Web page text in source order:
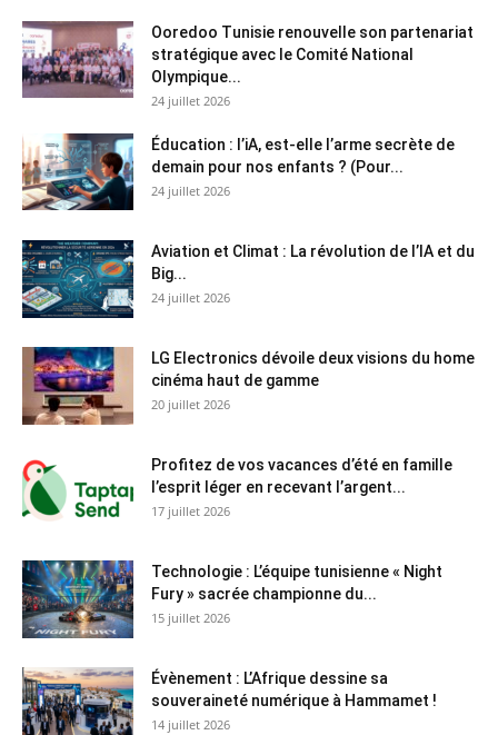
Ooredoo Tunisie renouvelle son partenariat
stratégique avec le Comité National
Olympique...
24 juillet 2026
Éducation : l’iA, est-elle l’arme secrète de
demain pour nos enfants ? (Pour...
24 juillet 2026
Aviation et Climat : La révolution de l’IA et du
Big...
24 juillet 2026
LG Electronics dévoile deux visions du home
cinéma haut de gamme
20 juillet 2026
Profitez de vos vacances d’été en famille
l’esprit léger en recevant l’argent...
17 juillet 2026
Technologie : L’équipe tunisienne « Night
Fury » sacrée championne du...
15 juillet 2026
Évènement : L’Afrique dessine sa
souveraineté numérique à Hammamet !
14 juillet 2026